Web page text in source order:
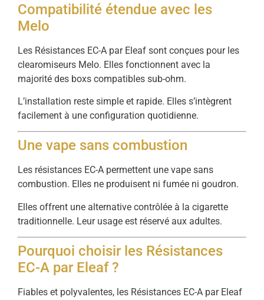
Compatibilité étendue avec les
Melo
Les Résistances EC-A par Eleaf sont conçues pour les
clearomiseurs Melo. Elles fonctionnent avec la
majorité des boxs compatibles sub-ohm.
L’installation reste simple et rapide. Elles s’intègrent
facilement à une configuration quotidienne.
Une vape sans combustion
Les résistances EC-A permettent une vape sans
combustion. Elles ne produisent ni fumée ni goudron.
Elles offrent une alternative contrôlée à la cigarette
traditionnelle. Leur usage est réservé aux adultes.
Pourquoi choisir les Résistances
EC-A par Eleaf ?
Fiables et polyvalentes, les Résistances EC-A par Eleaf